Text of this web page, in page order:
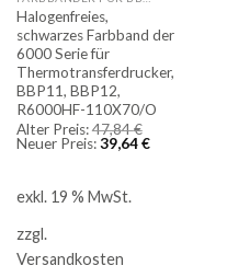
Halogenfreies,
schwarzes Farbband der
6000 Serie für
Thermotransferdrucker,
BBP11, BBP12,
R6000HF-110X70/O
Alter Preis: 47,84€
Preis
Neuer Preis: 39,64€Aktueller
exkl. 19 % MwSt.
zzgl.
Versandkosten